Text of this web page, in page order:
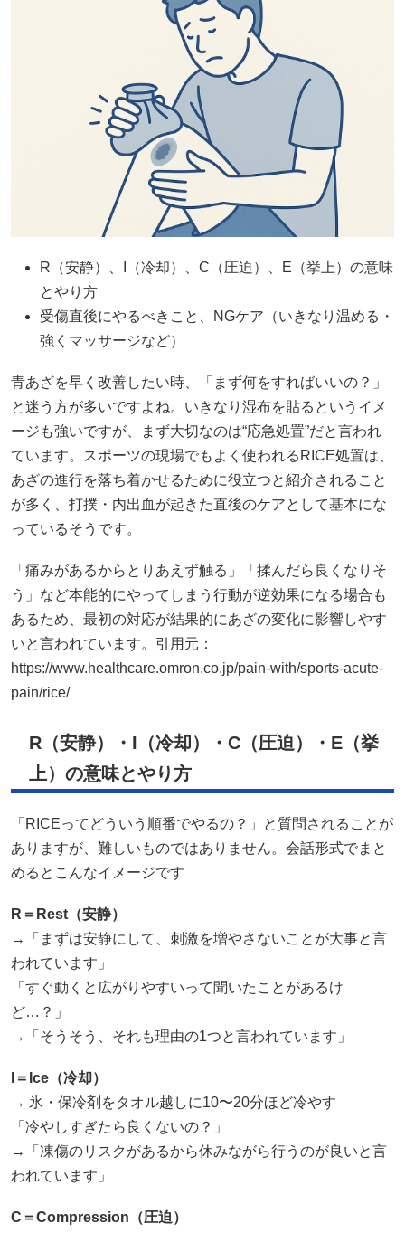
R（安静）、I（冷却）、C（圧迫）、E（挙上）の意味
とやり方
受傷直後にやるべきこと、NGケア（いきなり温める・
強くマッサージなど）
青あざを早く改善したい時、「まず何をすればいいの？」
と迷う方が多いですよね。いきなり湿布を貼るというイメ
ージも強いですが、まず大切なのは“応急処置”だと言われ
ています。スポーツの現場でもよく使われるRICE処置は、
あざの進行を落ち着かせるために役立つと紹介されること
が多く、打撲・内出血が起きた直後のケアとして基本にな
っているそうです。
「痛みがあるからとりあえず触る」「揉んだら良くなりそ
う」など本能的にやってしまう行動が逆効果になる場合も
あるため、最初の対応が結果的にあざの変化に影響しやす
いと言われています。引用元：
https://www.healthcare.omron.co.jp/pain-with/sports-acute-
pain/rice/
R （安静）・I（冷却）・C（圧迫）・E（挙
上）の意味とやり方
「RICEってどういう順番でやるの？」と質問されることが
ありますが、難しいものではありません。会話形式でまと
めるとこんなイメージです
R ＝Rest（安静）
→「まずは安静にして、刺激を増やさないことが大事と言
われています」
「すぐ動くと広がりやすいって聞いたことがあるけ
ど…？」
→「そうそう、それも理由の1つと言われています」
＝Ice（冷却）
→ 氷・保冷剤をタオル越しに10〜20分ほど冷やす
「冷やしすぎたら良くないの？」
→「凍傷のリスクがあるから休みながら行うのが良いと言
われています」
C ＝Compression（圧迫）